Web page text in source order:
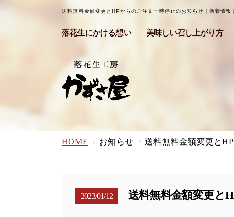
送料無料金額変更とHPからのご注文一時停止のお知らせ｜新着情報
落花生にかける想い 美味しい召し上がり方
HOME お知らせ 送料無料金額変更と
2023/01/12 送料無料金額変更と